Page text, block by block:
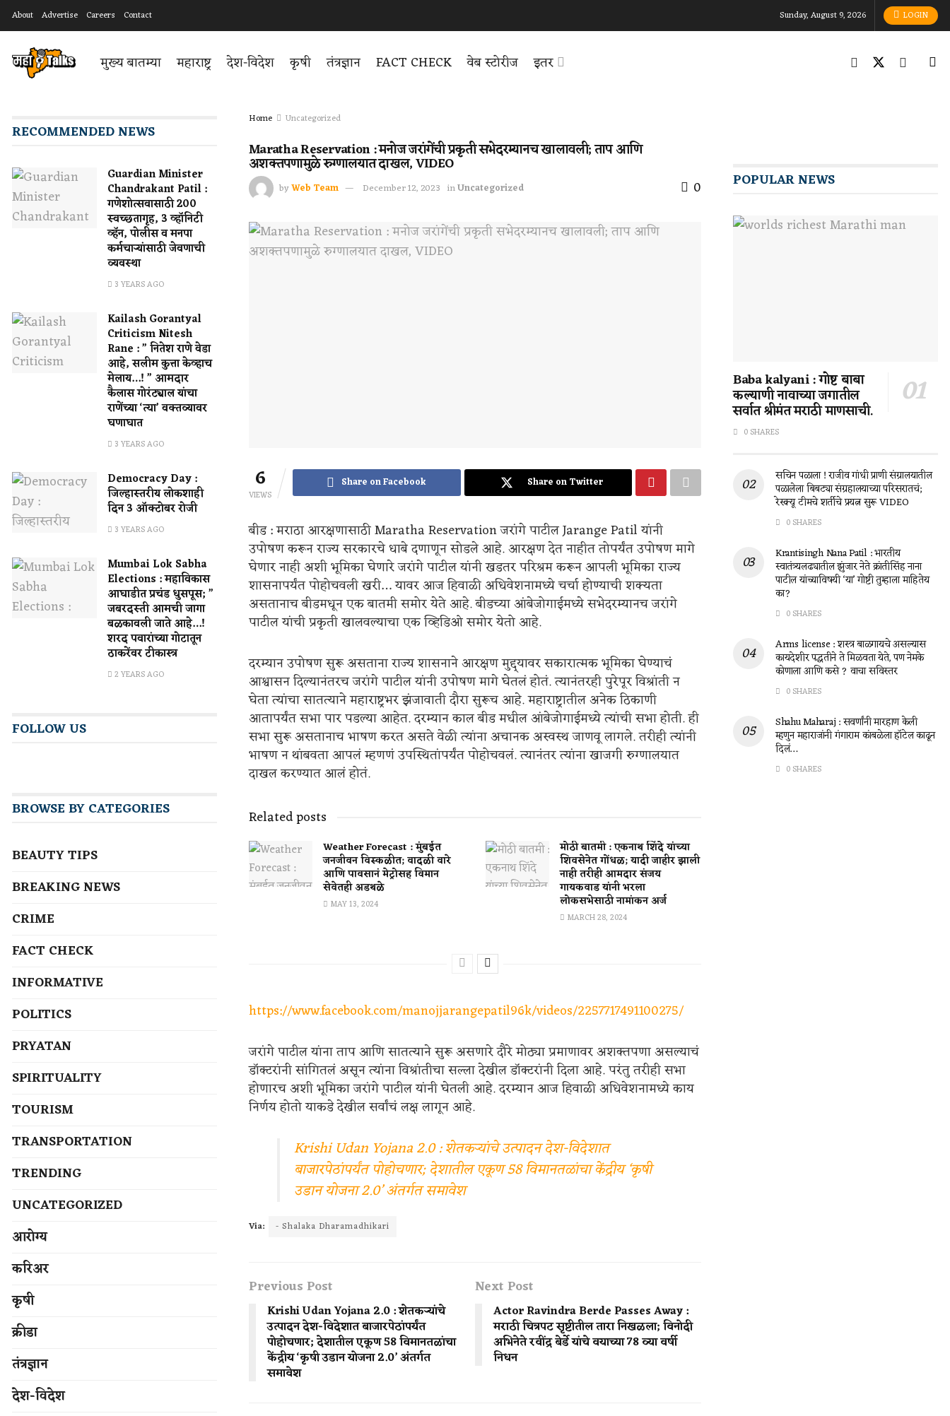
About Advertise Careers Contact Sunday, August 9, 2026 LOGIN
मुख्य बातम्या महाराष्ट्र देश-विदेश कृषी तंत्रज्ञान FACT CHECK वेब स्टोरीज इतर
Home Uncategorized
Maratha Reservation : मनोज जरांगेंची प्रकृती सभेदरम्यानच खालावली; ताप आणि
अशक्तपणामुळे रुग्णालयात दाखल, VIDEO
byWeb Team December 12, 2023 inUncategorized 0
6
VIEWS
Share on Facebook Share on Twitter
बीड : मराठा आरक्षणासाठी Maratha Reservation जरांगे पाटील Jarange Patil यांनी
उपोषण करून राज्य सरकारचे धाबे दणाणून सोडले आहे. आरक्षण देत नाहीत तोपर्यंत उपोषण मागे
घेणार नाही अशी भूमिका घेणारे जरांगे पाटील यांनी खडतर परिश्रम करून आपली भूमिका राज्य
शासनापर्यंत पोहोचवली खरी… यावर आज हिवाळी अधिवेशनामध्ये चर्चा होण्याची शक्यता
असतानाच बीडमधून एक बातमी समोर येते आहे. बीडच्या आंबेजोगाईमध्ये सभेदरम्यानच जरांगे
पाटील यांची प्रकृती खालवल्याचा एक व्हिडिओ समोर येतो आहे.
दरम्यान उपोषण सुरू असताना राज्य शासनाने आरक्षण मुद्द्यावर सकारात्मक भूमिका घेण्याचं
आश्वासन दिल्यानंतरच जरांगे पाटील यांनी उपोषण मागे घेतलं होतं. त्यानंतरही पुरेपूर विश्रांती न
घेता त्यांचा सातत्याने महाराष्ट्रभर झंजावाती दौरा सुरूच आहे. महाराष्ट्रातील अनेक ठिकाणी
आतापर्यंत सभा पार पडल्या आहेत. दरम्यान काल बीड मधील आंबेजोगाईमध्ये त्यांची सभा होती. ही
सभा सुरू असतानाच भाषण करत असते वेळी त्यांना अचानक अस्वस्थ जाणवू लागले. तरीही त्यांनी
भाषण न थांबवता आपलं म्हणणं उपस्थितांपर्यंत पोहोचवलं. त्यानंतर त्यांना खाजगी रुग्णालयात
दाखल करण्यात आलं होतं.
Related posts
Weather Forecast : मुंबईत
जनजीवन विस्कळीत; वादळी वारे
आणि पावसानं मेट्रोसह विमान
सेवेतही अडथळे
MAY 13, 2024
मोठी बातमी : एकनाथ शिंदे यांच्या
शिवसेनेत गोंधळ; यादी जाहीर झाली
नाही तरीही आमदार संजय
गायकवाड यांनी भरला
लोकसभेसाठी नामांकन अर्ज
MARCH 28, 2024
https://www.facebook.com/manojjarangepatil96k/videos/2257717491100275/
जरांगे पाटील यांना ताप आणि सातत्याने सुरू असणारे दौरे मोठ्या प्रमाणावर अशक्तपणा असल्याचं
डॉक्टरांनी सांगितलं असून त्यांना विश्रांतीचा सल्ला देखील डॉक्टरांनी दिला आहे. परंतु तरीही सभा
होणारच अशी भूमिका जरांगे पाटील यांनी घेतली आहे. दरम्यान आज हिवाळी अधिवेशनामध्ये काय
निर्णय होतो याकडे देखील सर्वांचं लक्ष लागून आहे.
Krishi Udan Yojana 2.0 : शेतकऱ्यांचे उत्पादन देश-विदेशात
बाजारपेठांपर्यंत पोहोचणार; देशातील एकूण 58 विमानतळांचा केंद्रीय ‘कृषी
उडान योजना 2.0’ अंतर्गत समावेश
Via: - Shalaka Dharamadhikari
Previous Post
Krishi Udan Yojana 2.0 : शेतकऱ्यांचे
उत्पादन देश-विदेशात बाजारपेठांपर्यंत
पोहोचणार; देशातील एकूण 58 विमानतळांचा
केंद्रीय ‘कृषी उडान योजना 2.0’ अंतर्गत
समावेश
Next Post
Actor Ravindra Berde Passes Away :
मराठी चित्रपट सृष्टीतील तारा निखळला; विनोदी
अभिनेते रवींद्र बेर्डे यांचे वयाच्या 78 व्या वर्षी
निधन
RECOMMENDED NEWS
Guardian Minister
Chandrakant Patil :
गणेशोत्सवासाठी 200
स्वच्छतागृह, 3 व्हॉनिटी
व्हॅन, पोलीस व मनपा
कर्मचाऱ्यांसाठी जेवणाची
व्यवस्था
3 YEARS AGO
Kailash Gorantyal
Criticism Nitesh
Rane : ” नितेश राणे वेडा
आहे, सलीम कुत्ता केव्हाच
मेलाय…! ” आमदार
कैलास गोरंट्याल यांचा
राणेंच्या ‘त्या’ वक्तव्यावर
घणाघात
3 YEARS AGO
Democracy Day :
जिल्हास्तरीय लोकशाही
दिन 3 ऑक्टोबर रोजी
3 YEARS AGO
Mumbai Lok Sabha
Elections : महाविकास
आघाडीत प्रचंड धुसपूस; ”
जबरदस्ती आमची जागा
बळकावली जाते आहे…!
शरद पवारांच्या गोटातून
ठाकरेंवर टीकास्त्र
2 YEARS AGO
FOLLOW US
BROWSE BY CATEGORIES
BEAUTY TIPS
BREAKING NEWS
CRIME
FACT CHECK
INFORMATIVE
POLITICS
PRYATAN
SPIRITUALITY
TOURISM
TRANSPORTATION
TRENDING
UNCATEGORIZED
आरोग्य
करिअर
कृषी
क्रीडा
तंत्रज्ञान
देश-विदेश
POPULAR NEWS
Baba kalyani : गोष्ट बाबा
कल्याणी नावाच्या जगातील
सर्वात श्रीमंत मराठी माणसाची.
0 SHARES
सचिन पळाला ! राजीव गांधी प्राणी संग्रालयातील
पळालेला बिबट्या संग्रहालयाच्या परिसरातचं;
रेस्क्यू टीमचे शर्तीचे प्रयत्न सुरू VIDEO
0 SHARES
Krantisingh Nana Patil : भारतीय
स्वातंत्र्यलढ्यातील झुंजार नेते क्रांतीसिंह नाना
पाटील यांच्याविषयी ‘या’ गोष्टी तुम्हाला माहितेय
का?
0 SHARES
Arms license : शस्त्र बाळगायचे असल्यास
कायदेशीर पद्धतीने ते मिळवता येते, पण नेमके
कोणाला आणि कसे ? वाचा सविस्तर
0 SHARES
Shahu Maharaj : सवर्णांनी मारहाण केली
म्हणुन महाराजांनी गंगाराम कांबळेला हॉटेल काढून
दिलं…
0 SHARES